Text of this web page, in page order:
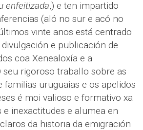
enfeitizada,) e ten impartido
(aló no sur e acó no
vinte anos está centrado
e publicación de
coa Xenealoxía e a
seu rigoroso traballo sobre as
familias uruguaias e os apelidos
é moi valioso e formativo xa
inexactitudes e alumea en
da historia da emigración